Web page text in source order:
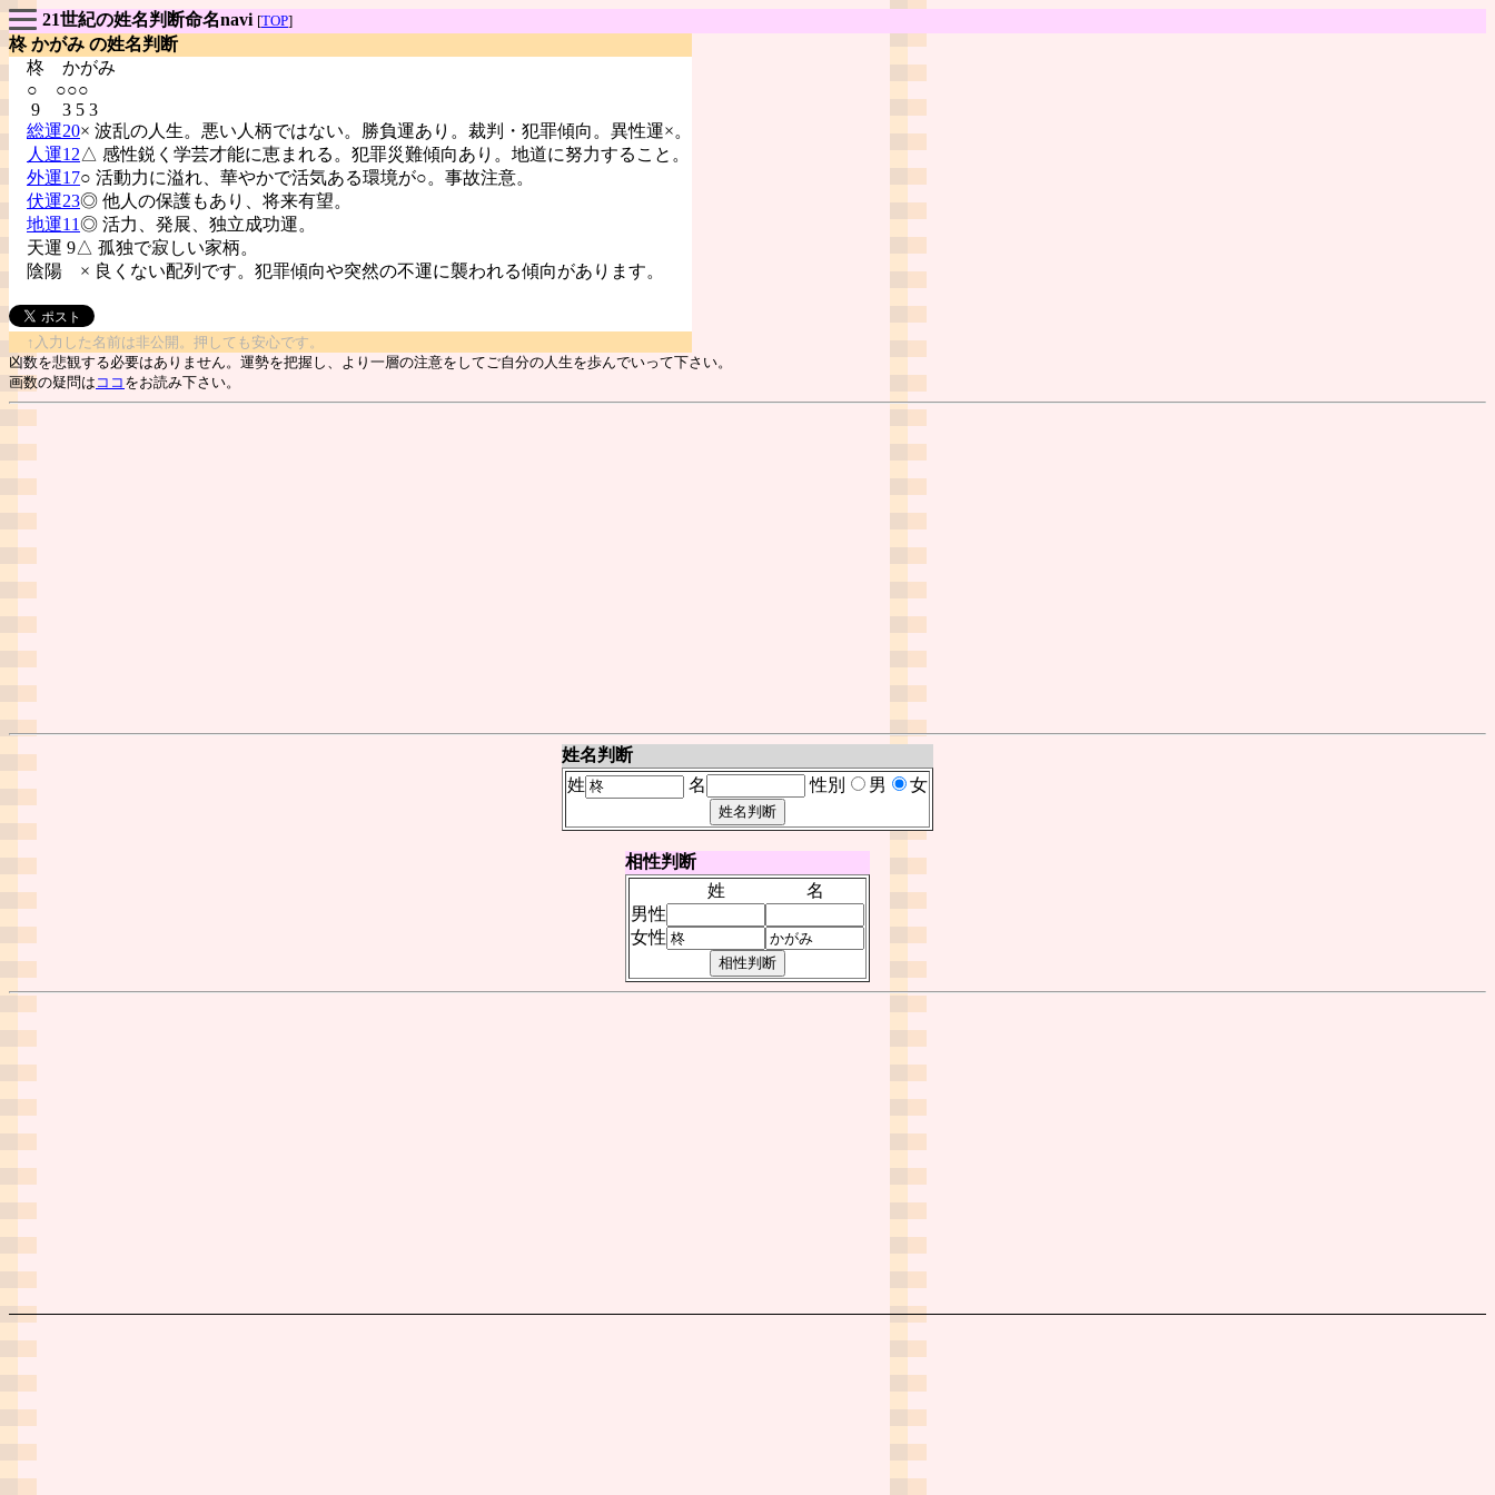
21世紀の姓名判断命名navi [TOP]
柊 かがみ の姓名判断
柊 かがみ
○ ○○○
9 3 5 3
総運20× 波乱の人生。悪い人柄ではない。勝負運あり。裁判・犯罪傾向。異性運×。
人運12△ 感性鋭く学芸才能に恵まれる。犯罪災難傾向あり。地道に努力すること。
外運17○ 活動力に溢れ、華やかで活気ある環境が○。事故注意。
伏運23◎ 他人の保護もあり、将来有望。
地運11◎ 活力、発展、独立成功運。
天運 9△ 孤独で寂しい家柄。
陰陽 × 良くない配列です。犯罪傾向や突然の不運に襲われる傾向があります。
↑入力した名前は非公開。押しても安心です。
凶数を悲観する必要はありません。運勢を把握し、より一層の注意をしてご自分の人生を歩んでいって下さい。
画数の疑問は ココ をお読み下さい。
姓名判断
姓
名 性別 男 女
相性判断
姓
名
男性
女性